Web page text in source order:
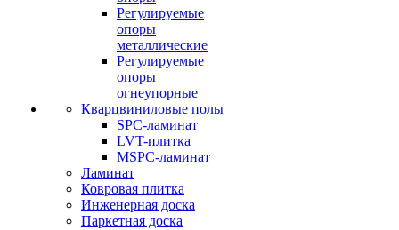
Регулируемые
опоры
металлические
Регулируемые
опоры
огнеупорные
Кварцвиниловые полы
SPC-ламинат
LVT-плитка
MSPC-ламинат
Ламинат
Ковровая плитка
Инженерная доска
Паркетная доска